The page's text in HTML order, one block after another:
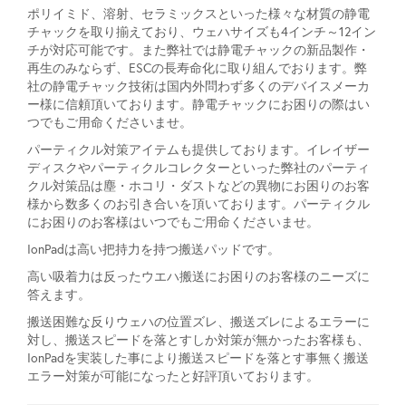
ポリイミド、溶射、セラミックスといった様々な材質の静電
チャックを取り揃えており、ウェハサイズも4インチ～12イン
チが対応可能です。また弊社では静電チャックの新品製作・
再生のみならず、ESCの長寿命化に取り組んでおります。弊
社の静電チャック技術は国内外問わず多くのデバイスメーカ
ー様に信頼頂いております。静電チャックにお困りの際はい
つでもご用命くださいませ。
パーティクル対策アイテムも提供しております。イレイザー
ディスクやパーティクルコレクターといった弊社のパーティ
クル対策品は塵・ホコリ・ダストなどの異物にお困りのお客
様から数多くのお引き合いを頂いております。パーティクル
にお困りのお客様はいつでもご用命くださいませ。
IonPadは高い把持力を持つ搬送パッドです。
高い吸着力は反ったウエハ搬送にお困りのお客様のニーズに
答えます。
搬送困難な反りウェハの位置ズレ、搬送ズレによるエラーに
対し、搬送スピードを落とすしか対策が無かったお客様も、
IonPadを実装した事により搬送スピードを落とす事無く搬送
エラー対策が可能になったと好評頂いております。